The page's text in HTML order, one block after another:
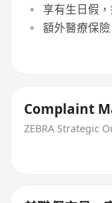
享有生日假
額外醫療保險
Complaint
ZEBRA Strategic